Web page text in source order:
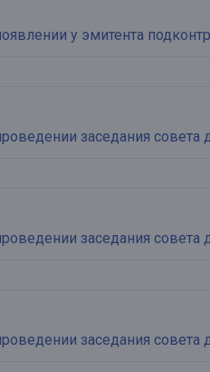
у эмитента
заседания совета
заседания совета
заседания совета